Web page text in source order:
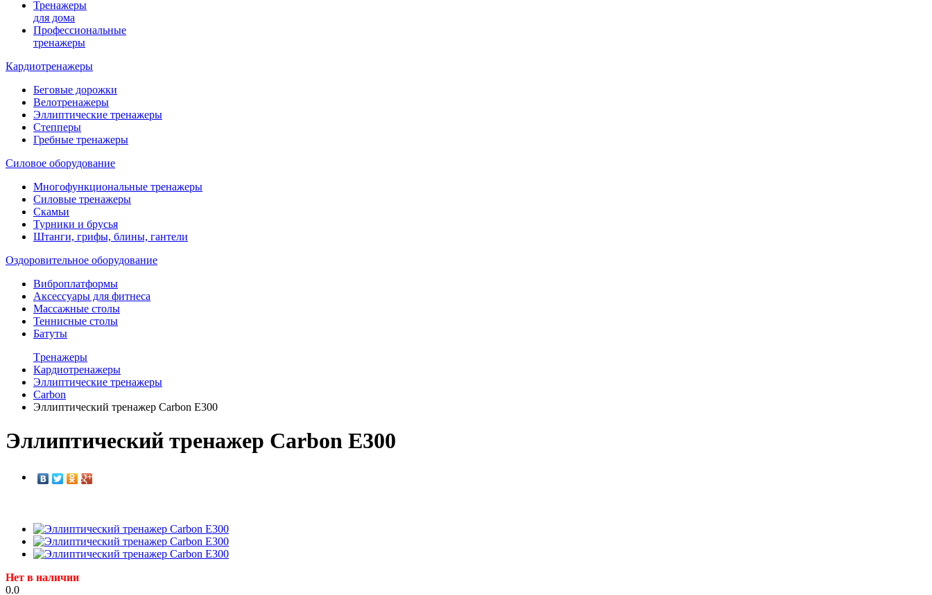
Тренажеры
для дома
Профессиональные
тренажеры
Кардиотренажеры
Беговые дорожки
Велотренажеры
Эллиптические тренажеры
Степперы
Гребные тренажеры
Силовое оборудование
Многофункциональные тренажеры
Силовые тренажеры
Скамьи
Турники и брусья
Штанги, грифы, блины, гантели
Оздоровительное оборудование
Виброплатформы
Аксессуары для фитнеса
Массажные столы
Теннисные столы
Батуты
Tренажеры
Кардиотренажеры
Эллиптические тренажеры
Carbon
Эллиптический тренажер Carbon E300
Эллиптический тренажер Carbon E300
Нет в наличии
0.0